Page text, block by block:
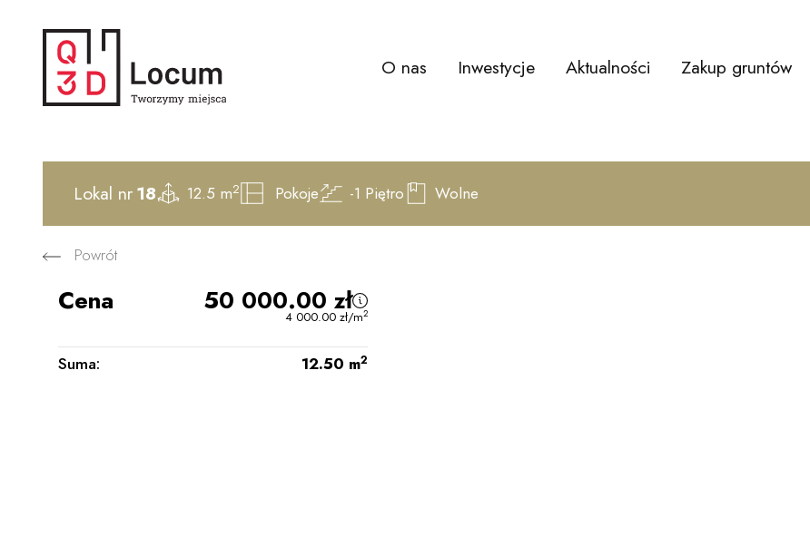
O nas Inwestycje Aktualności Zakup gruntów
Lokal nr18 12.5 m2 Pokoje -1 Piętro Wolne
Powrót
Cena 50 000.00 zł
4 000.00 zł/m2
Suma: 12.50 m2